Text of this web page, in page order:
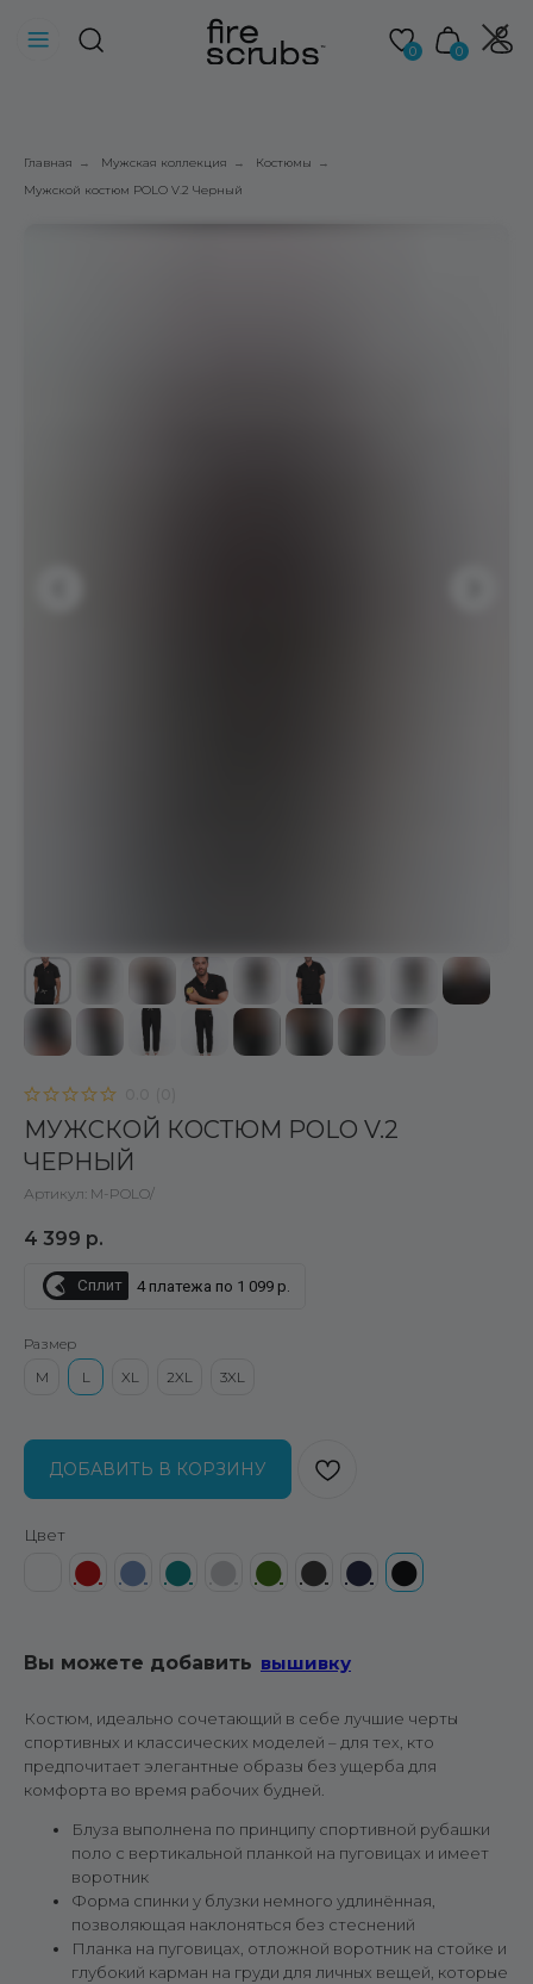
Главная → Мужская коллекция → Костюмы →
Мужской костюм POLO V.2 Черный
МУЖСКОЙ КОСТЮМ POLO V.2
ЧЕРНЫЙ
Артикул: M-POLO/
4 399 р.
Сплит 4 платежа по 1 099 р.
Размер
M
L XL 2XL 3XL
Цвет
⬤ ⬤ ⬤ ⬤ ⬤ ⬤ ⬤
Вы можете добавить вышивку
Костюм, идеально сочетающий в себе лучшие черты
спортивных и классических моделей – для тех, кто
предпочитает элегантные образы без ущерба для
комфорта во время рабочих будней.
Блуза выполнена по принципу спортивной рубашки
поло с вертикальной планкой на пуговицах и имеет
воротник
Форма спинки у блузки немного удлинённая,
позволяющая наклоняться без стеснений
Планка на пуговицах, отложной воротник на стойке и
глубокий карман на груди для личных вещей, которые
ДОБАВИТЬ В КОРЗИНУ